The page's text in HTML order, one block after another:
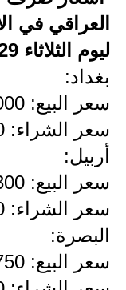
العراقي في
ليوم الثلاثاء 29 أكتوبر/تشرين الاول 2024.
بغداد:
سعر البيع: 152,000
سعر الشراء: 150,000
أربيل:
سعر البيع: 151,300
سعر الشراء: 151,000
البصرة:
سعر البيع: 150,750